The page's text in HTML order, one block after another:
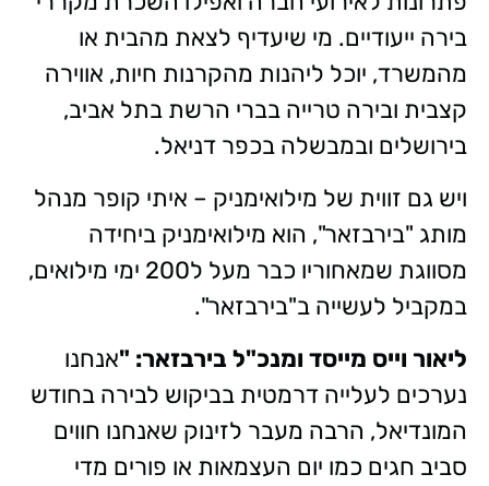
בירה ייעודיים. מי שיעדיף לצאת מהבית או
מהמשרד, יוכל ליהנות מהקרנות חיות, אווירה
קצבית ובירה טרייה בברי הרשת בתל אביב,
בירושלים ובמבשלה בכפר דניאל.
ויש גם זווית של מילואימניק – איתי קופר מנהל
מותג "בירבזאר", הוא מילואימניק ביחידה
מסווגת שמאחוריו כבר מעל ל200 ימי מילואים,
במקביל לעשייה ב"בירבזאר".
ליאור וייס מייסד ומנכ"ל בירבזאר: "אנחנו
נערכים לעלייה דרמטית בביקוש לבירה בחודש
המונדיאל, הרבה מעבר לזינוק שאנחנו חווים
סביב חגים כמו יום העצמאות או פורים מדי